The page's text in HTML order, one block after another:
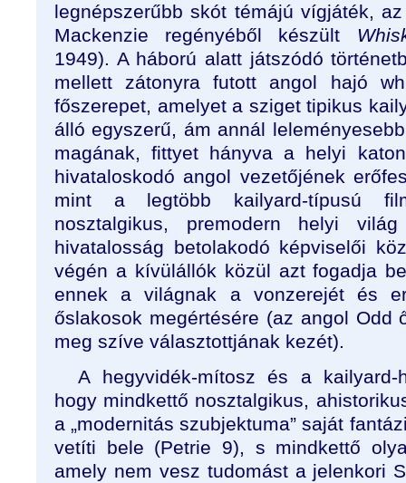
legnépszerűbb skót témájú vígjáték,
Mackenzie regényéből készült
1949). A háború alatt játszódó
mellett zátonyra futott angol hajó
főszerepet, amelyet a sziget tipikus
álló egyszerű, ám annál
magának, fittyet hányva a helyi
hivataloskodó angol vezetőjének
mint a legtöbb kailyard-típusú
nosztalgikus, premodern helyi
hivatalosság betolakodó képviselői
végén a kívülállók közül azt fogadja
ennek a világnak a vonzerejét és
őslakosok megértésére (az angol Odd
meg szíve választottjának kezét).
A hegyvidék-mítosz és a kailyard-
hogy mindkettő nosztalgikus,
a „modernitás szubjektuma” saját
vetíti bele (Petrie 9), s mindkettő
amely nem vesz tudomást a jelenkori